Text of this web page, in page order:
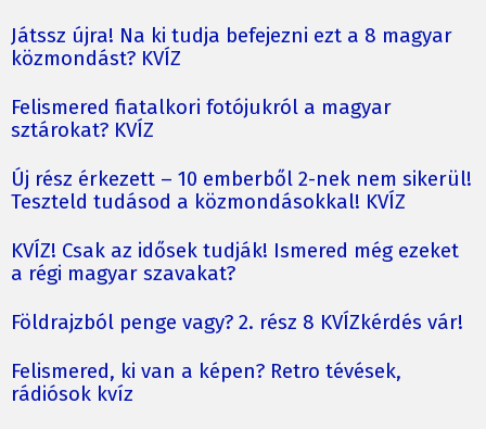
Játssz újra! Na ki tudja befejezni ezt a 8 magyar
közmondást? KVÍZ
Felismered fiatalkori fotójukról a magyar
sztárokat? KVÍZ
Új rész érkezett – 10 emberből 2-nek nem sikerül!
Teszteld tudásod a közmondásokkal! KVÍZ
KVÍZ! Csak az idősek tudják! Ismered még ezeket
a régi magyar szavakat?
Földrajzból penge vagy? 2. rész 8 KVÍZkérdés vár!
Felismered, ki van a képen? Retro tévések,
rádiósok kvíz